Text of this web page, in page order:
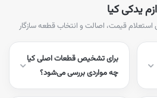
اصالت و انتخاب قطعه سازگار
تشخیص قطعات اصلی کیا
مواردی بررسی می‌شود؟